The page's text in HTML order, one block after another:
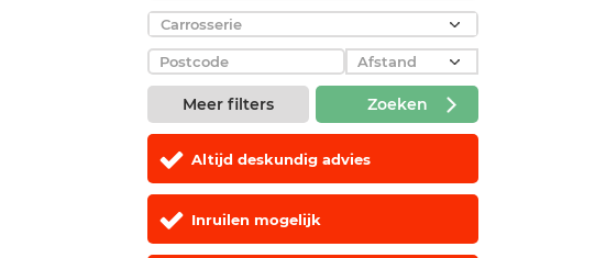
Carrosserie
Meer filters Zoeken
Altijd deskundig advies
Inruilen mogelijk